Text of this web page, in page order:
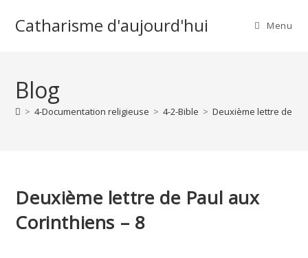
Catharisme d'aujourd'hui Menu
Blog
> 4-Documentation religieuse > 4-2-Bible > Deuxième lettre de
Deuxième lettre de Paul aux
Corinthiens – 8